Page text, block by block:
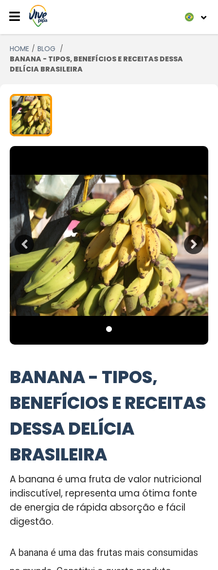
HOME
BLOG
BANANA - TIPOS, BENEFÍCIOS E RECEITAS DESSA
DELÍCIA BRASILEIRA
BANANA - TIPOS,
BENEFÍCIOS E RECEITAS
DESSA DELÍCIA
BRASILEIRA
A banana é uma fruta de valor nutricional
indiscutível, representa uma ótima fonte
de energia de rápida absorção e fácil
digestão.
A banana é uma das frutas mais consumidas